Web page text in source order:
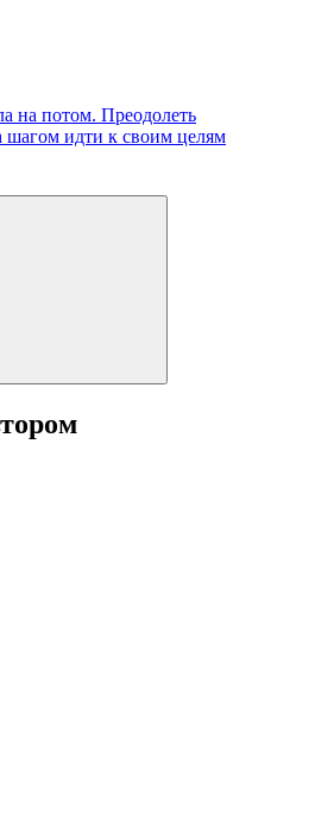
на потом. Преодолеть
шагом идти к своим целям